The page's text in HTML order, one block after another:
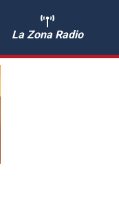
La Zona Radio